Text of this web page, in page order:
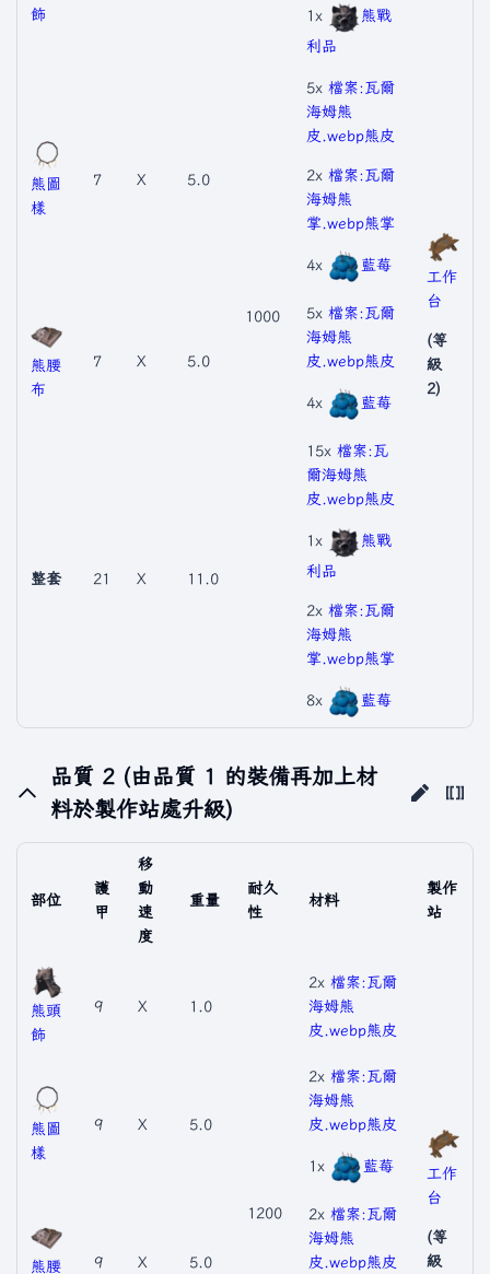
飾
1000
1x
熊戰
利品
工作
台
(等
級
2)
熊圖
樣
7 X 5.0
5x 檔案:瓦爾
海姆熊
皮.webp熊皮
2x 檔案:瓦爾
海姆熊
掌.webp熊掌
4x 藍莓
熊腰
布
7 X 5.0
5x 檔案:瓦爾
海姆熊
皮.webp熊皮
4x 藍莓
整套 21 X 11.0
15x 檔案:瓦
爾海姆熊
皮.webp熊皮
1x
熊戰
利品
2x 檔案:瓦爾
海姆熊
掌.webp熊掌
8x 藍莓
品質 2 (由品質 1 的裝備再加上材
料於製作站處升級)
部位
護
甲
移
動
速
度
重量
耐久
性
材料
製作
站
熊頭
飾
9 X 1.0
1200
2x 檔案:瓦爾
海姆熊
皮.webp熊皮
工作
台
(等
級
熊圖
樣
9 X 5.0
2x 檔案:瓦爾
海姆熊
皮.webp熊皮
1x 藍莓
熊腰 9 X 5.0
2x 檔案:瓦爾
海姆熊
皮.webp熊皮